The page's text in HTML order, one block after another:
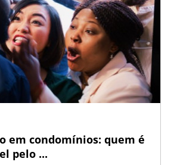
em condomínios: quem é
pelo ...